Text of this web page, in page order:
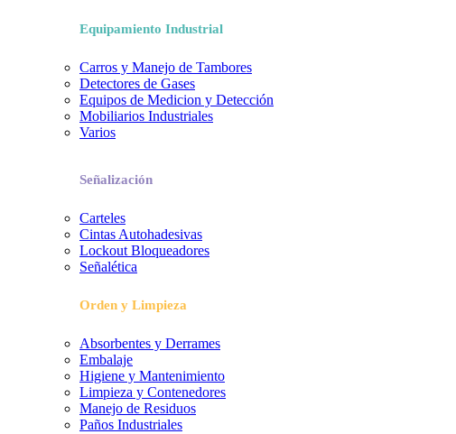
Equipamiento Industrial
Carros y Manejo de Tambores
Detectores de Gases
Equipos de Medicion y Detección
Mobiliarios Industriales
Varios
Señalización
Carteles
Cintas Autohadesivas
Lockout Bloqueadores
Señalética
Orden y Limpieza
Absorbentes y Derrames
Embalaje
Higiene y Mantenimiento
Limpieza y Contenedores
Manejo de Residuos
Paños Industriales